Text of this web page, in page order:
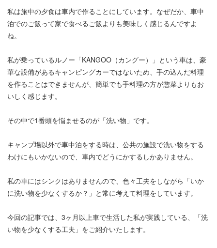
私は旅中の夕食は車内で作ることにしています。なぜだか、車中
泊でのご飯って家で食べるご飯よりも美味しく感じるんですよ
ね。
私が乗っているルノー「KANGOO（カングー）」という車は、豪
華な設備があるキャンピングカーではないため、手の込んだ料理
を作ることはできませんが、簡単でも手料理の方が惣菜よりもお
いしく感じます。
その中で1番頭を悩ませるのが「洗い物」です。
キャンプ場以外で車中泊をする時は、公共の施設で洗い物をする
わけにもいかないので、車内でどうにかするしかありません。
私の車にはシンクはありませんので、色々工夫をしながら「いか
に洗い物を少なくするか？」と常に考えて料理をしています。
今回の記事では、3ヶ月以上車で生活した私が実践している、「洗
い物を少なくする工夫」をご紹介いたします。